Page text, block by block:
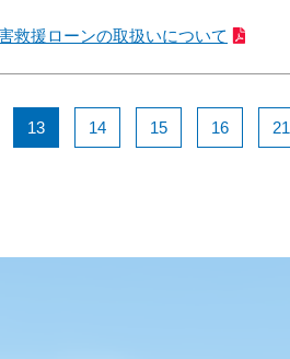
救援ローンの取扱いについて
13 14 15 16 21